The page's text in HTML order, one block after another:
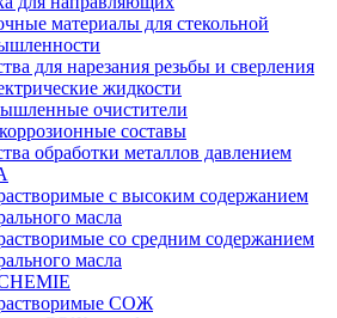
материалы для стекольной
для нарезания резьбы и сверления
жидкости
очистители
составы
обработки металлов давлением
с высоким содержанием
масла
со средним содержанием
масла
СОЖ